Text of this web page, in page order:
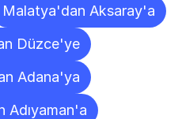
Malatya'dan Aksaray'a
Düzce'ye
Adana'ya
Adıyaman'a